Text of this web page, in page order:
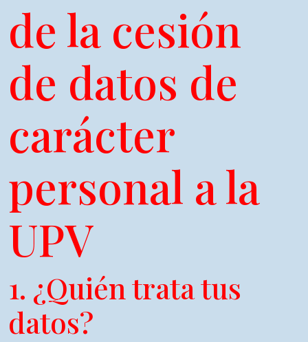
de la cesión
de datos de
carácter
personal a la
UPV
1. ¿Quién trata tus
datos?